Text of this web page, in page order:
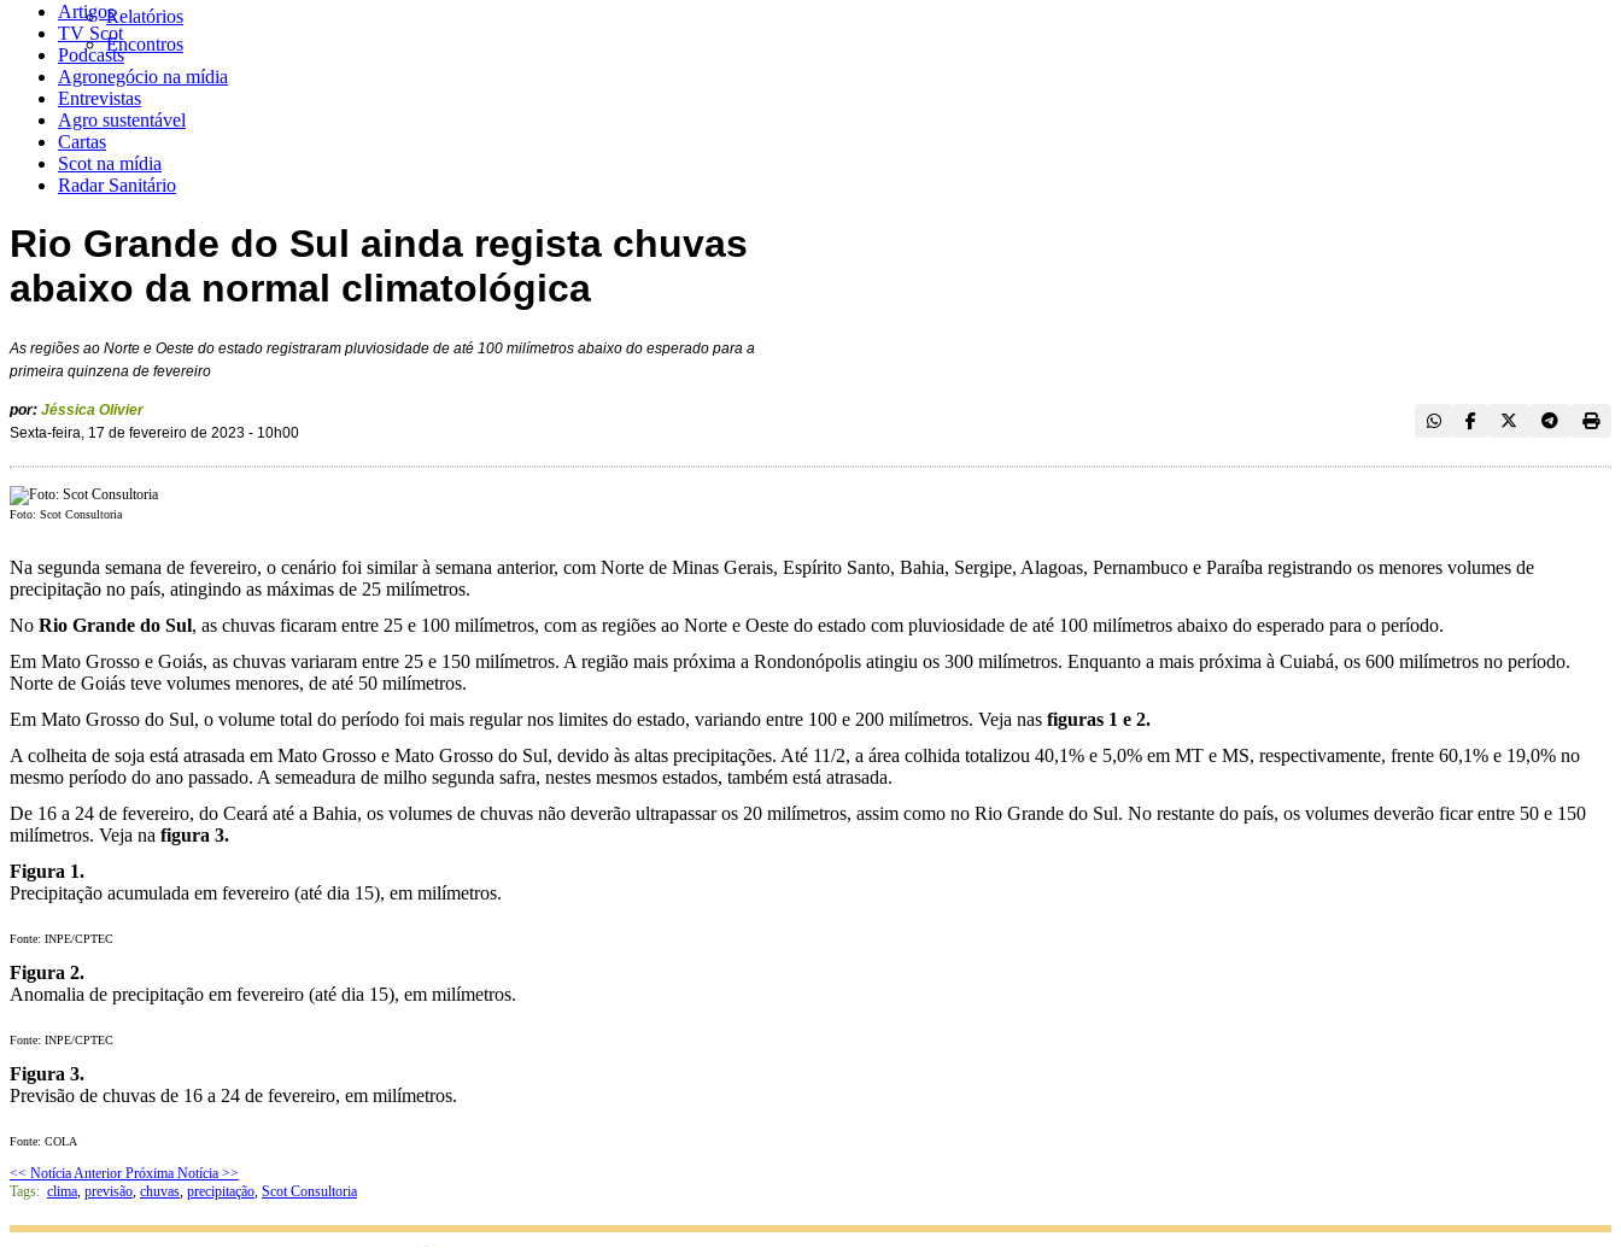
Relatórios
Encontros
Artigos
TV Scot
Podcasts
Agronegócio na mídia
Entrevistas
Agro sustentável
Cartas
Scot na mídia
Radar Sanitário
Rio Grande do Sul ainda regista chuvas
abaixo da normal climatológica
As regiões ao Norte e Oeste do estado registraram pluviosidade de até 100 milímetros abaixo do esperado para a
primeira quinzena de fevereiro
por: Jéssica Olivier
Sexta-feira, 17 de fevereiro de 2023 - 10h00
Foto: Scot Consultoria
Na segunda semana de fevereiro, o cenário foi similar à semana anterior, com Norte de Minas Gerais, Espírito Santo, Bahia, Sergipe, Alagoas, Pernambuco e Paraíba registrando os menores volumes de
precipitação no país, atingindo as máximas de 25 milímetros.
No Rio Grande do Sul, as chuvas ficaram entre 25 e 100 milímetros, com as regiões ao Norte e Oeste do estado com pluviosidade de até 100 milímetros abaixo do esperado para o período.
Em Mato Grosso e Goiás, as chuvas variaram entre 25 e 150 milímetros. A região mais próxima a Rondonópolis atingiu os 300 milímetros. Enquanto a mais próxima à Cuiabá, os 600 milímetros no período.
Norte de Goiás teve volumes menores, de até 50 milímetros.
Em Mato Grosso do Sul, o volume total do período foi mais regular nos limites do estado, variando entre 100 e 200 milímetros. Veja nas figuras 1 e 2.
A colheita de soja está atrasada em Mato Grosso e Mato Grosso do Sul, devido às altas precipitações. Até 11/2, a área colhida totalizou 40,1% e 5,0% em MT e MS, respectivamente, frente 60,1% e 19,0% no
mesmo período do ano passado. A semeadura de milho segunda safra, nestes mesmos estados, também está atrasada.
De 16 a 24 de fevereiro, do Ceará até a Bahia, os volumes de chuvas não deverão ultrapassar os 20 milímetros, assim como no Rio Grande do Sul. No restante do país, os volumes deverão ficar entre 50 e 150
milímetros. Veja na figura 3.
Figura 1.
Precipitação acumulada em fevereiro (até dia 15), em milímetros.
Fonte: INPE/CPTEC
Figura 2.
Anomalia de precipitação em fevereiro (até dia 15), em milímetros.
Fonte: INPE/CPTEC
Figura 3.
Previsão de chuvas de 16 a 24 de fevereiro, em milímetros.
Fonte: COLA
<< Notícia Anterior Próxima Notícia >>
Tags: clima, previsão, chuvas, precipitação, Scot Consultoria